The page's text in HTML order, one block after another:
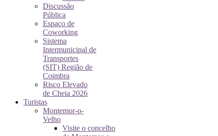
Discussão
Pública
Espaço de
Coworking
Sistema
Intermunicipal de
Transportes
(SIT) Região de
Coimbra
Risco Elevado
de Cheia 2026
Turistas
Montemor-o-
Velho
Visite o concelho